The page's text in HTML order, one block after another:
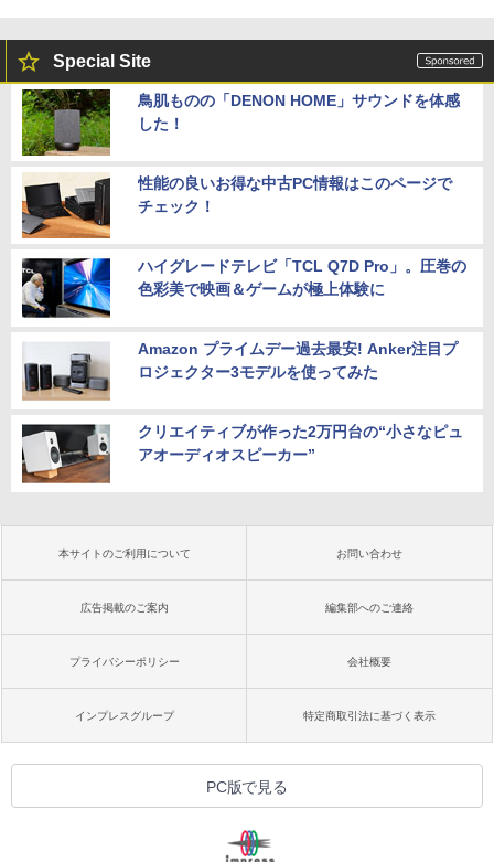
Special Site
鳥肌ものの「DENON HOME」サウンドを体感
した！
性能の良いお得な中古PC情報はこのページで
チェック！
ハイグレードテレビ「TCL Q7D Pro」。圧巻の
色彩美で映画＆ゲームが極上体験に
Amazon プライムデー過去最安! Anker注目プ
ロジェクター3モデルを使ってみた
クリエイティブが作った2万円台の“小さなピュ
アオーディオスピーカー”
本サイトのご利用について お問い合わせ
広告掲載のご案内 編集部へのご連絡
プライバシーポリシー 会社概要
インプレスグループ 特定商取引法に基づく表示
PC版で見る